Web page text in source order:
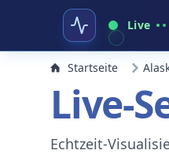
Live
Startseite
Live-
Echtzeit-